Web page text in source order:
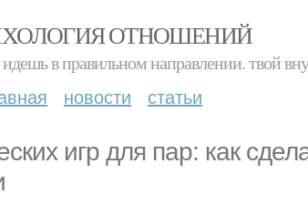
ОТНОШЕНИЙ
идешь в правильном направлении. твой
новости статьи
игр для пар: как